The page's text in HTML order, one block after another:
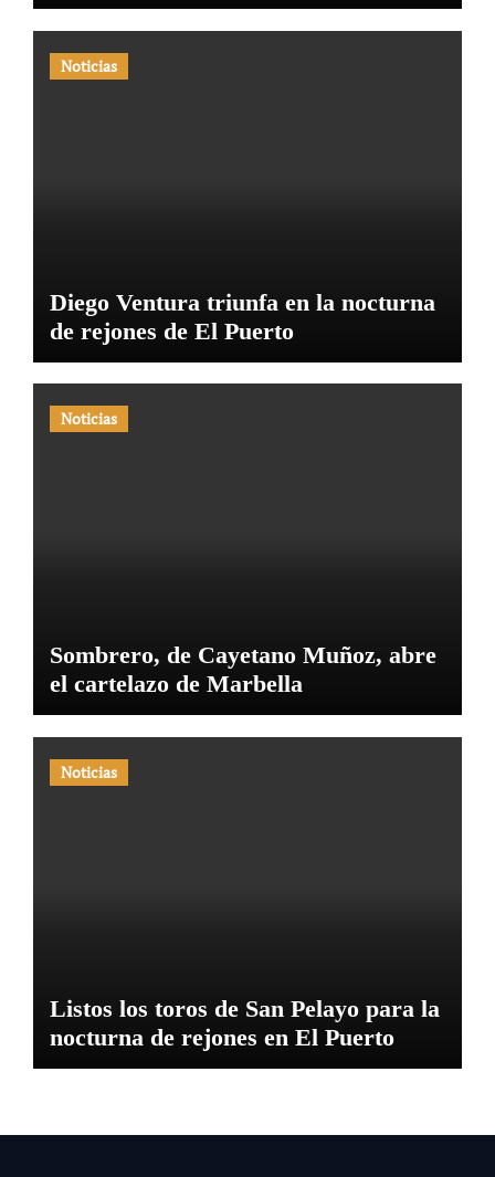
Noticias
Diego Ventura triunfa en la nocturna
de rejones de El Puerto
Noticias
Sombrero, de Cayetano Muñoz, abre
el cartelazo de Marbella
Noticias
Listos los toros de San Pelayo para la
nocturna de rejones en El Puerto